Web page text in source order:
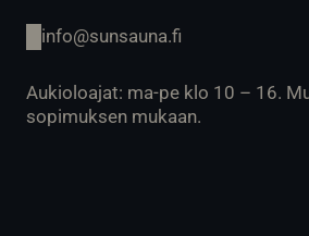
info@sunsauna.fi
Aukioloajat: ma-pe klo 10 – 16.
sopimuksen mukaan.